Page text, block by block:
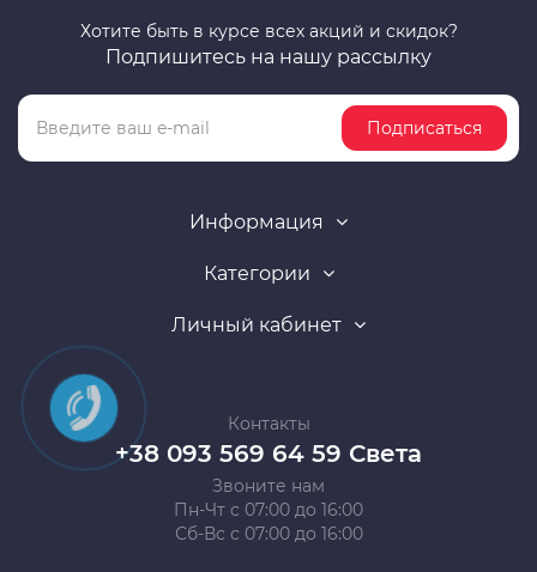
Хотите быть в курсе всех акций и скидок?
Подпишитесь на нашу рассылку
Подписаться
Информация
Категории
Личный кабинет
Контакты
+38 093 569 64 59 Света
Звоните нам
Пн-Чт с 07:00 до 16:00
Сб-Вс с 07:00 до 16:00